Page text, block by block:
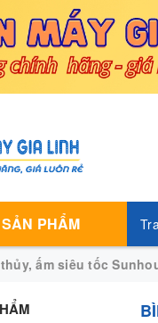
PHẨM
ấm siêu tốc